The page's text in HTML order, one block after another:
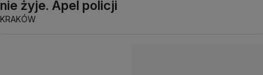
nie żyje. Apel policji
KRAKÓW